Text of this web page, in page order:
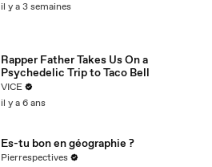
il y a 3 semaines
Rapper Father Takes Us On a
Psychedelic Trip to Taco Bell
VICE
il y a 6 ans
Es-tu bon en géographie ?
Pierrespectives